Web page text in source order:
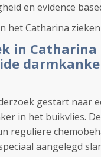
en evidence
het Catharina
in
gestart naar
in het buikvlies.
reguliere
aangelegd